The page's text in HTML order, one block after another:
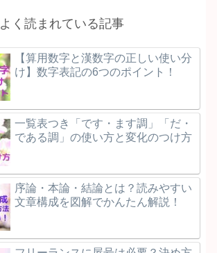
よく読まれている記事
【算用数字と漢数字の正しい使い分
け】数字表記の6つのポイント！
一覧表つき「です・ます調」「だ・
である調」の使い方と変化のつけ方
序論・本論・結論とは？読みやすい
文章構成を図解でかんたん解説！